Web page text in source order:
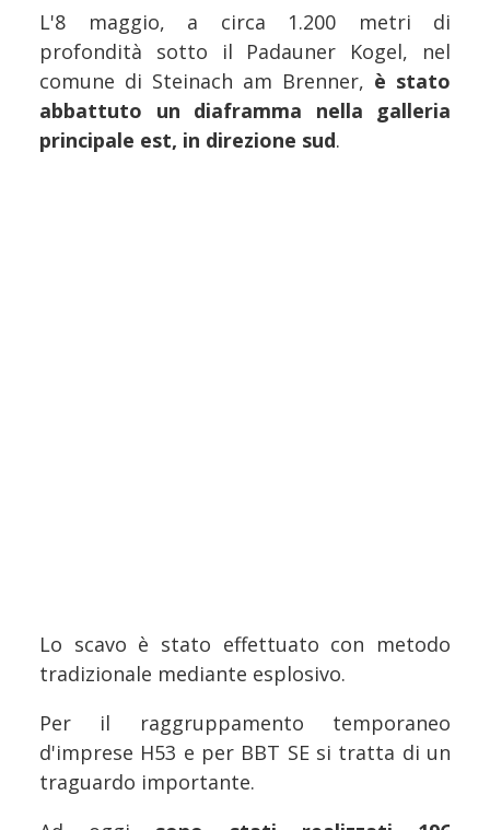
L'8 maggio, a circa 1.200 metri di
profondità sotto il Padauner Kogel, nel
comune di Steinach am Brenner, è stato
abbattuto un diaframma nella galleria
principale est, in direzione sud.
Lo scavo è stato effettuato con metodo
tradizionale mediante esplosivo.
Per il raggruppamento temporaneo
d'imprese H53 e per BBT SE si tratta di un
traguardo importante.